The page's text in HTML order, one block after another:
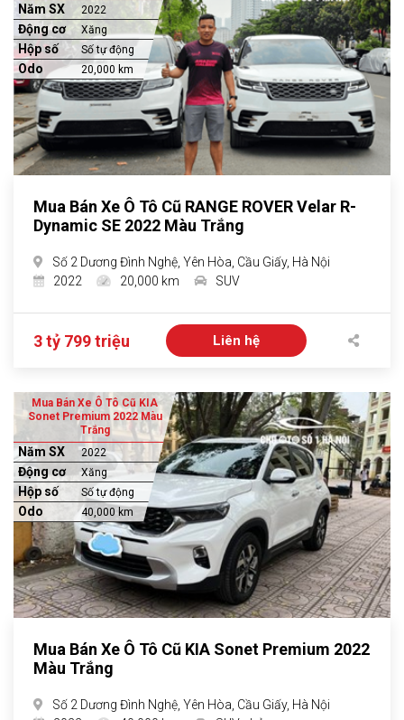
Năm SX 2022
Động cơ Xăng
Hộp số Số tự động
Odo 20,000 km
Mua Bán Xe Ô Tô Cũ RANGE ROVER Velar R-
Dynamic SE 2022 Màu Trắng
Số 2 Dương Đình Nghệ, Yên Hòa, Cầu Giấy, Hà Nội
2022
20,000 km SUV
3 tỷ 799 triệu Liên hệ
Mua Bán Xe Ô Tô Cũ KIA
Sonet Premium 2022 Màu
Trắng
Năm SX 2022
Động cơ Xăng
Hộp số Số tự động
Odo 40,000 km
Mua Bán Xe Ô Tô Cũ KIA Sonet Premium 2022
Màu Trắng
Số 2 Dương Đình Nghệ, Yên Hòa, Cầu Giấy, Hà Nội